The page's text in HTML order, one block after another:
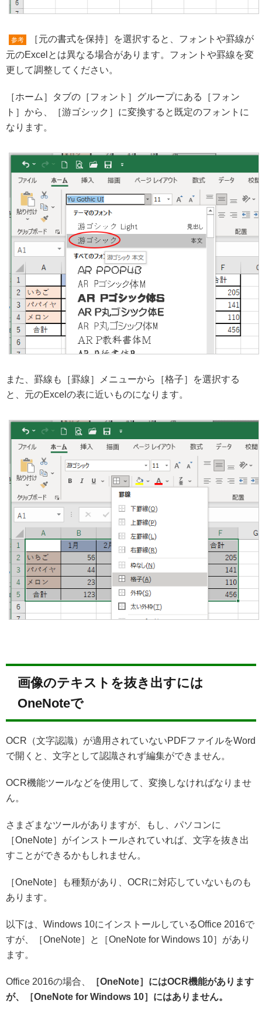
参考
［元の書式を保持］を選択すると、フォントや罫線が
元のExcelとは異なる場合があります。フォントや罫線を変
更して調整してください。
［ホーム］タブの［フォント］グループにある［フォン
ト］から、［游ゴシック］に変換すると既定のフォントに
なります。
また、罫線も［罫線］メニューから［格子］を選択する
と、元のExcelの表に近いものになります。
画像のテキストを抜き出すには
OneNoteで
OCR（文字認識）が適用されていないPDFファイルをWord
で開くと、文字として認識されず編集ができません。
OCR機能ツールなどを使用して、変換しなければなりませ
ん。
さまざまなツールがありますが、もし、パソコンに
［OneNote］がインストールされていれば、文字を抜き出
すことができるかもしれません。
［OneNote］も種類があり、OCRに対応していないものも
あります。
以下は、Windows 10にインストールしているOffice 2016で
すが、［OneNote］と［OneNote for Windows 10］があり
ます。
Office 2016の場合、
［OneNote］にはOCR機能があります
が、［OneNote for Windows 10］にはありません。